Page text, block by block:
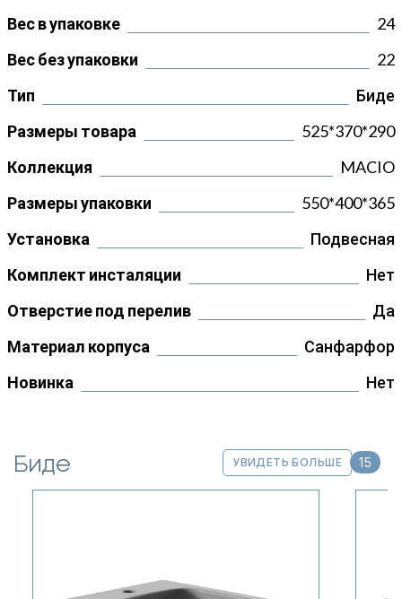
Вес в упаковке
24
Вес без упаковки
22
Тип
Биде
Размеры товара
525*370*290
Коллекция
MACIO
Размеры упаковки
550*400*365
Установка
Подвесная
Комплект инсталяции
Нет
Отверстие под перелив
Да
Материал корпуса
Санфарфор
Новинка
Нет
Биде УВИДЕТЬ БОЛЬШЕ 15